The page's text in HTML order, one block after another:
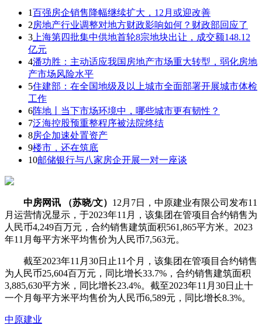
1百强房企销售降幅继续扩大，12月或迎改善
2房地产行业调整对地方财政影响如何？财政部回应了
3 上海第四批集中供地首轮8宗地块出让，成交额148.12
亿元
4潘功胜：主动适应我国房地产市场重大转型，弱化房地
产市场风险水平
5住建部：在全国地级及以上城市全面部署开展城市体检
工作
6阵地丨当下市场环境中，哪些城市更有韧性？
7泛海控股预重整程序被法院终结
8房企加速处置资产
9楼市，还在筑底
10邮储银行与八家房企开展一对一座谈
中房网讯 （苏晓/文） 12月7日，中原建业有限公司发布11
月运营情况显示，于2023年11月，该集团在管项目合约销售为
人民币4,249百万元，合约销售建筑面积561,865平方米。2023
年11月每平方米平均售价为人民币7,563元。
截至2023年11月30日止11个月，该集团在管项目合约销售
为人民币25,604百万元，同比增长33.7%，合约销售建筑面积
3,885,630平方米，同比增长23.4%。截至2023年11月30日止十
一个月每平方米平均售价为人民币6,589元，同比增长8.3%。
中原建业